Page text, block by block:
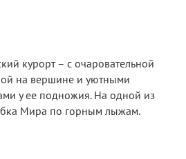
курорт – с очаровательной
на вершине и уютными
у ее подножия. На одной из
Мира по горным лыжам.